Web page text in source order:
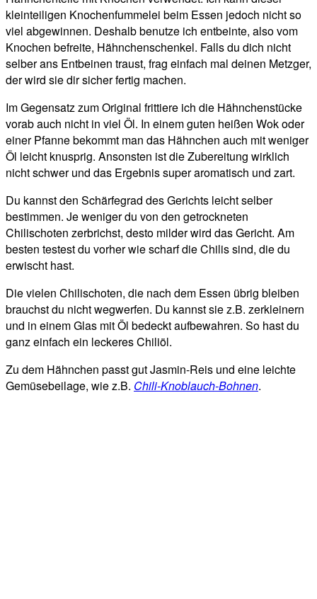
kleinteiligen Knochenfummelei beim Essen jedoch nicht so
viel abgewinnen. Deshalb benutze ich entbeinte, also vom
Knochen befreite, Hähnchenschenkel. Falls du dich nicht
selber ans Entbeinen traust, frag einfach mal deinen Metzger,
der wird sie dir sicher fertig machen.
Im Gegensatz zum Original frittiere ich die Hähnchenstücke
vorab auch nicht in viel Öl. In einem guten heißen Wok oder
einer Pfanne bekommt man das Hähnchen auch mit weniger
Öl leicht knusprig. Ansonsten ist die Zubereitung wirklich
nicht schwer und das Ergebnis super aromatisch und zart.
Du kannst den Schärfegrad des Gerichts leicht selber
bestimmen. Je weniger du von den getrockneten
Chilischoten zerbrichst, desto milder wird das Gericht. Am
besten testest du vorher wie scharf die Chilis sind, die du
erwischt hast.
Die vielen Chilischoten, die nach dem Essen übrig bleiben
brauchst du nicht wegwerfen. Du kannst sie z.B. zerkleinern
und in einem Glas mit Öl bedeckt aufbewahren. So hast du
ganz einfach ein leckeres Chiliöl.
Zu dem Hähnchen passt gut Jasmin-Reis und eine leichte
Gemüsebeilage, wie z.B. Chili-Knoblauch-Bohnen.